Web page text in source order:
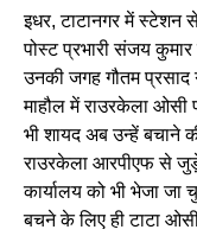
इधर, टाटानगर में स्टेशन
पोस्ट प्रभारी संजय कुमार
उनकी जगह गौतम प्रसाद
माहौल में राउरकेला ओसी
भी शायद अब उन्हें बचाने
राउरकेला आरपीएफ से
कार्यालय को भी भेजा
बचने के लिए ही टाटा